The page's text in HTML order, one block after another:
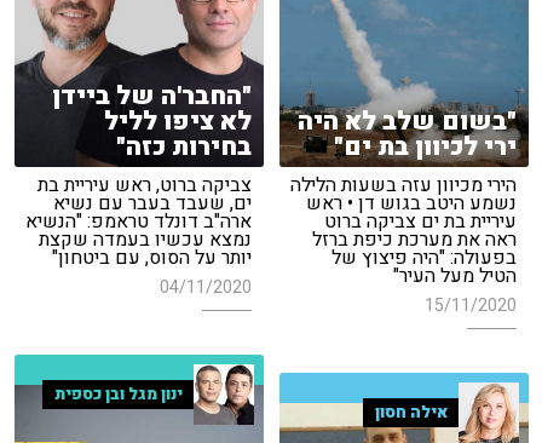
"בשום שלב לא היה
ירי לכיוון בת ים"
הירי מכיוון עזה בשעות הלילה
נשמע היטב בגוש דן • ראש
עיריית בת ים צביקה ברוט
ראה את מערכת כיפת ברזל
בפעולה: "היה פיצוץ של
הטיל מעל העיר"
15/11/2020
"החבר'ה של ביידן
לא ציפו לליל
בחירות כזה"
צביקה ברוט, ראש עיריית בת
ים, שעבד בעבר עם נשיא
ארה"ב דונלד טראמפ: "הנשיא
נמצא עכשיו בעמדה שקצת
יותר על הסוס, עם ביטחון"
04/11/2020
ינון מגל ובן כספית
אילה חסון